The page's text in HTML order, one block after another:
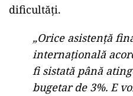
dificultăți.
„Orice asistenţă
internaţională
fi sistată până
bugetar de 3%. E